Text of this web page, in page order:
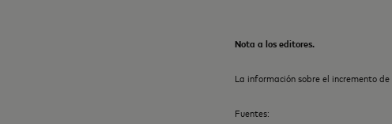
Nota a los editores.
La información sobre el incremento
Fuentes: